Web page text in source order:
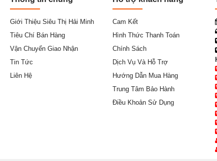
Giới Thiệu Siêu Thị Hải Minh
Tiêu Chí Bán Hàng
Vận Chuyển Giao Nhận
Tin Tức
Liên Hệ
Cam Kết
Hình Thức Thanh Toán
Chính Sách
Dịch Vụ Và Hỗ Trợ
Hướng Dẫn Mua Hàng
Trung Tâm Bảo Hành
Điều Khoản Sử Dụng